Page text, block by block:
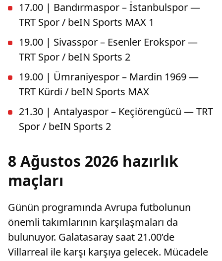
17.00 | Bandırmaspor – İstanbulspor —
TRT Spor / beIN Sports MAX 1
19.00 | Sivasspor – Esenler Erokspor —
TRT Spor / beIN Sports 2
19.00 | Ümraniyespor – Mardin 1969 —
TRT Kürdi / beIN Sports MAX
21.30 | Antalyaspor – Keçiörengücü — TRT
Spor / beIN Sports 2
8 Ağustos 2026 hazırlık
maçları
Günün programında Avrupa futbolunun
önemli takımlarının karşılaşmaları da
bulunuyor. Galatasaray saat 21.00’de
Villarreal ile karşı karşıya gelecek. Mücadele